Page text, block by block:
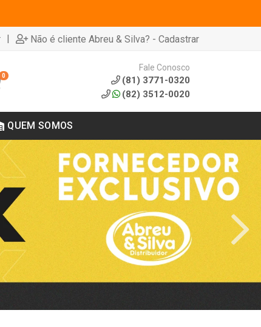
| Não é cliente Abreu & Silva? - Cadastrar
0
Fale Conosco
(81) 3771-0320
(82) 3512-0020
QUEM SOMOS